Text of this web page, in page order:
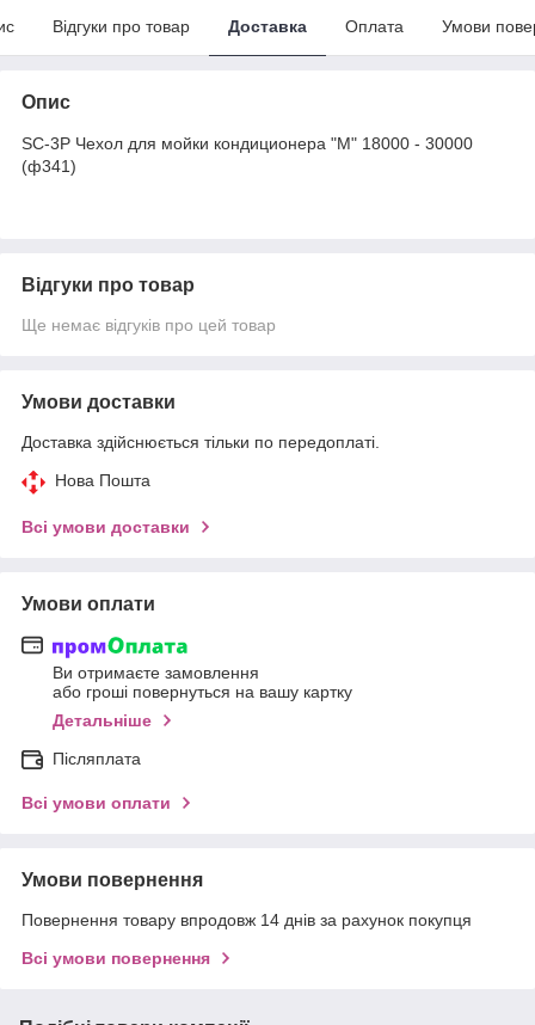
Відгуки про товар Доставка Оплата Умови
Опис
SC-3P Чехол для мойки кондиционера "М" 18000 - 30000
(ф341)
Відгуки про товар
Ще немає відгуків про цей товар
Умови доставки
Доставка здійснюється тільки по передоплаті.
Нова Пошта
Всі умови доставки
Умови оплати
Ви отримаєте замовлення
або гроші повернуться на вашу картку
Детальніше
Післяплата
Всі умови оплати
Умови повернення
Повернення товару впродовж 14 днів за рахунок покупця
Всі умови повернення